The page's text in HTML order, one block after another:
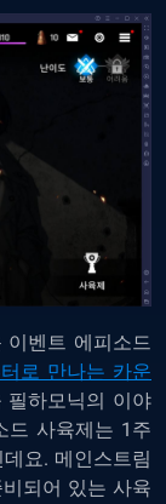
벤트 에피소드
로 만나는 카운
필하모닉의 이야
드 사육제는 1주
요. 메인스트림
되어 있는 사육